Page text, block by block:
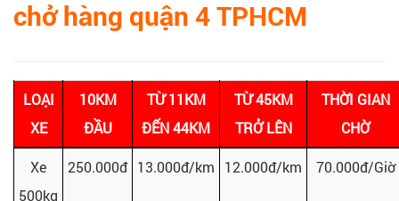
chở hàng quận 4 TPHCM
LOẠI
XE
10KM
ĐẦU
TỪ 11KM
ĐẾN 44KM
TỪ 45KM
TRỞ LÊN
THỜI GIAN
CHỜ
Xe
500kg
250.000đ 13.000đ/km 12.000đ/km 70.000đ/Giờ